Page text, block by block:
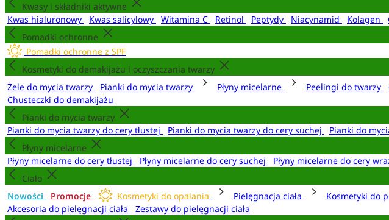
Kwasy i składniki aktywne
Kwas hialuronowy
Kwas salicylowy Witamina C Retinol Peptydy Niacynamid Kolagen
Pomadki ochronne
Pomadki ochronne z SPF
Kosmetyki do demakijażu i oczyszczania twarzy
Żele do mycia twarzy
Pianki do mycia twarzy Płyny micelarne Peelingi do twarzy
Chusteczki do demakijażu
Pianki do mycia twarzy
Pianki do mycia twarzy do cery tłustej
Pianki do mycia twarzy do cery suchej
Pianki do
Płyny micelarne
Płyny micelarne do cery tłustej
Płyny micelarne do cery suchej
Płyny micelarne do cery
Ciało
Nowości
Promocje Kosmetyki do opalania Pielęgnacja ciała Kosmetyki do
Akcesoria do pielęgnacji ciała
Zestawy do pielęgnacji ciała